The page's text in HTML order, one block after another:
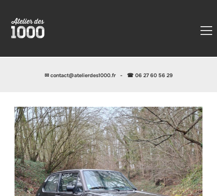
✉ contact@atelierdes1000.fr- ☎ 06 27 60 56 29